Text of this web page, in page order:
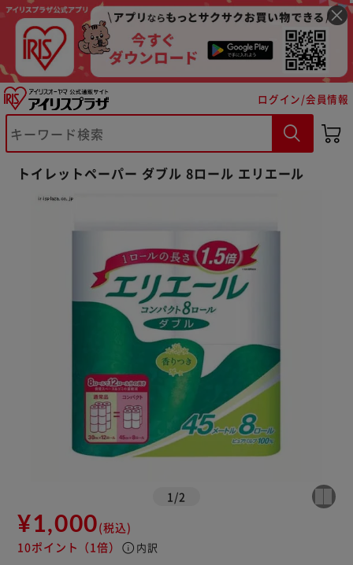
ログイン/会員情報
トイレットペーパー ダブル 8ロール エリエール
1 /2
¥1,000(税込)
10ポイント （1倍） info 内訳
※ご確認ください